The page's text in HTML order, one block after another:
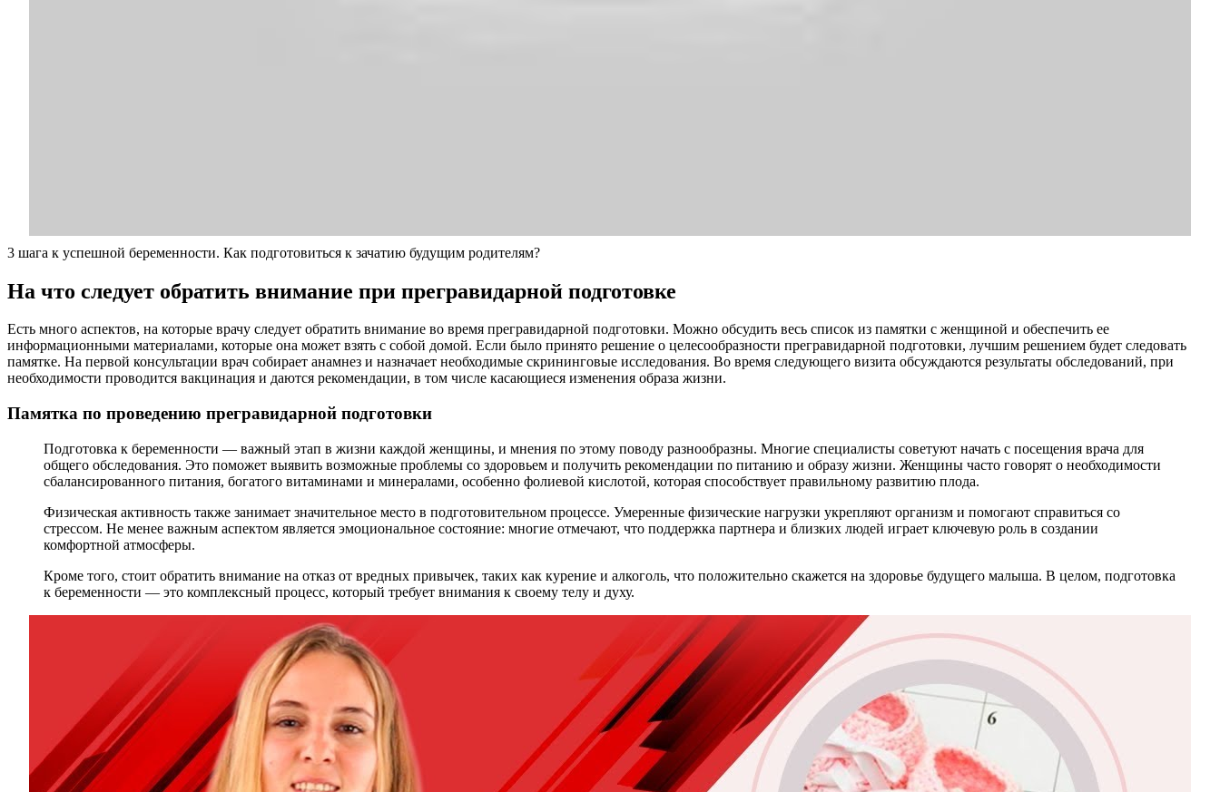
3 шага к успешной беременности. Как подготовиться к зачатию будущим родителям?
На что следует обратить внимание при прегравидарной подготовке
Есть много аспектов, на которые врачу следует обратить внимание во время прегравидарной подготовки. Можно обсудить весь список из памятки с женщиной и обеспечить ее
информационными материалами, которые она может взять с собой домой. Если было принято решение о целесообразности прегравидарной подготовки, лучшим решением будет следовать
памятке. На первой консультации врач собирает анамнез и назначает необходимые скрининговые исследования. Во время следующего визита обсуждаются результаты обследований, при
необходимости проводится вакцинация и даются рекомендации, в том числе касающиеся изменения образа жизни.
Памятка по проведению прегравидарной подготовки
Подготовка к беременности — важный этап в жизни каждой женщины, и мнения по этому поводу разнообразны. Многие специалисты советуют начать с посещения врача для
общего обследования. Это поможет выявить возможные проблемы со здоровьем и получить рекомендации по питанию и образу жизни. Женщины часто говорят о необходимости
сбалансированного питания, богатого витаминами и минералами, особенно фолиевой кислотой, которая способствует правильному развитию плода.
Физическая активность также занимает значительное место в подготовительном процессе. Умеренные физические нагрузки укрепляют организм и помогают справиться со
стрессом. Не менее важным аспектом является эмоциональное состояние: многие отмечают, что поддержка партнера и близких людей играет ключевую роль в создании
комфортной атмосферы.
Кроме того, стоит обратить внимание на отказ от вредных привычек, таких как курение и алкоголь, что положительно скажется на здоровье будущего малыша. В целом, подготовка
к беременности — это комплексный процесс, который требует внимания к своему телу и духу.